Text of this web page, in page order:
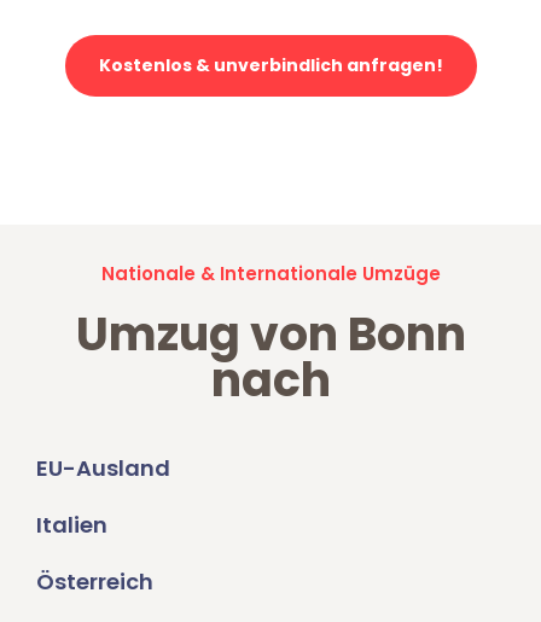
Kostenlos & unverbindlich anfragen!
Nationale & Internationale Umzüge
Umzug von Bonn
nach
EU-Ausland
Italien
Österreich